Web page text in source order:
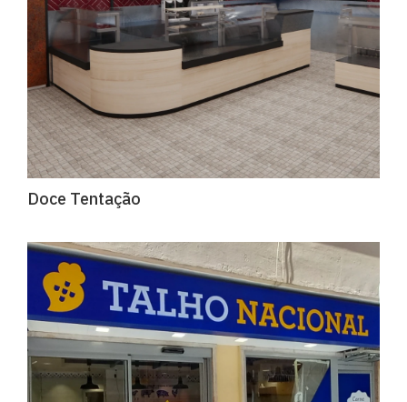
Doce Tentação